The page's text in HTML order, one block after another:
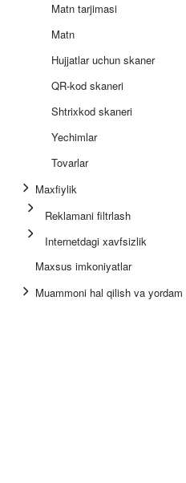
Matn tarjimasi
Matn
Hujjatlar uchun skaner
QR-kod skaneri
Shtrixkod skaneri
Yechimlar
Tovarlar
Maxfiylik
Reklamani filtrlash
Internetdagi xavfsizlik
Maxsus imkoniyatlar
Muammoni hal qilish va yordam